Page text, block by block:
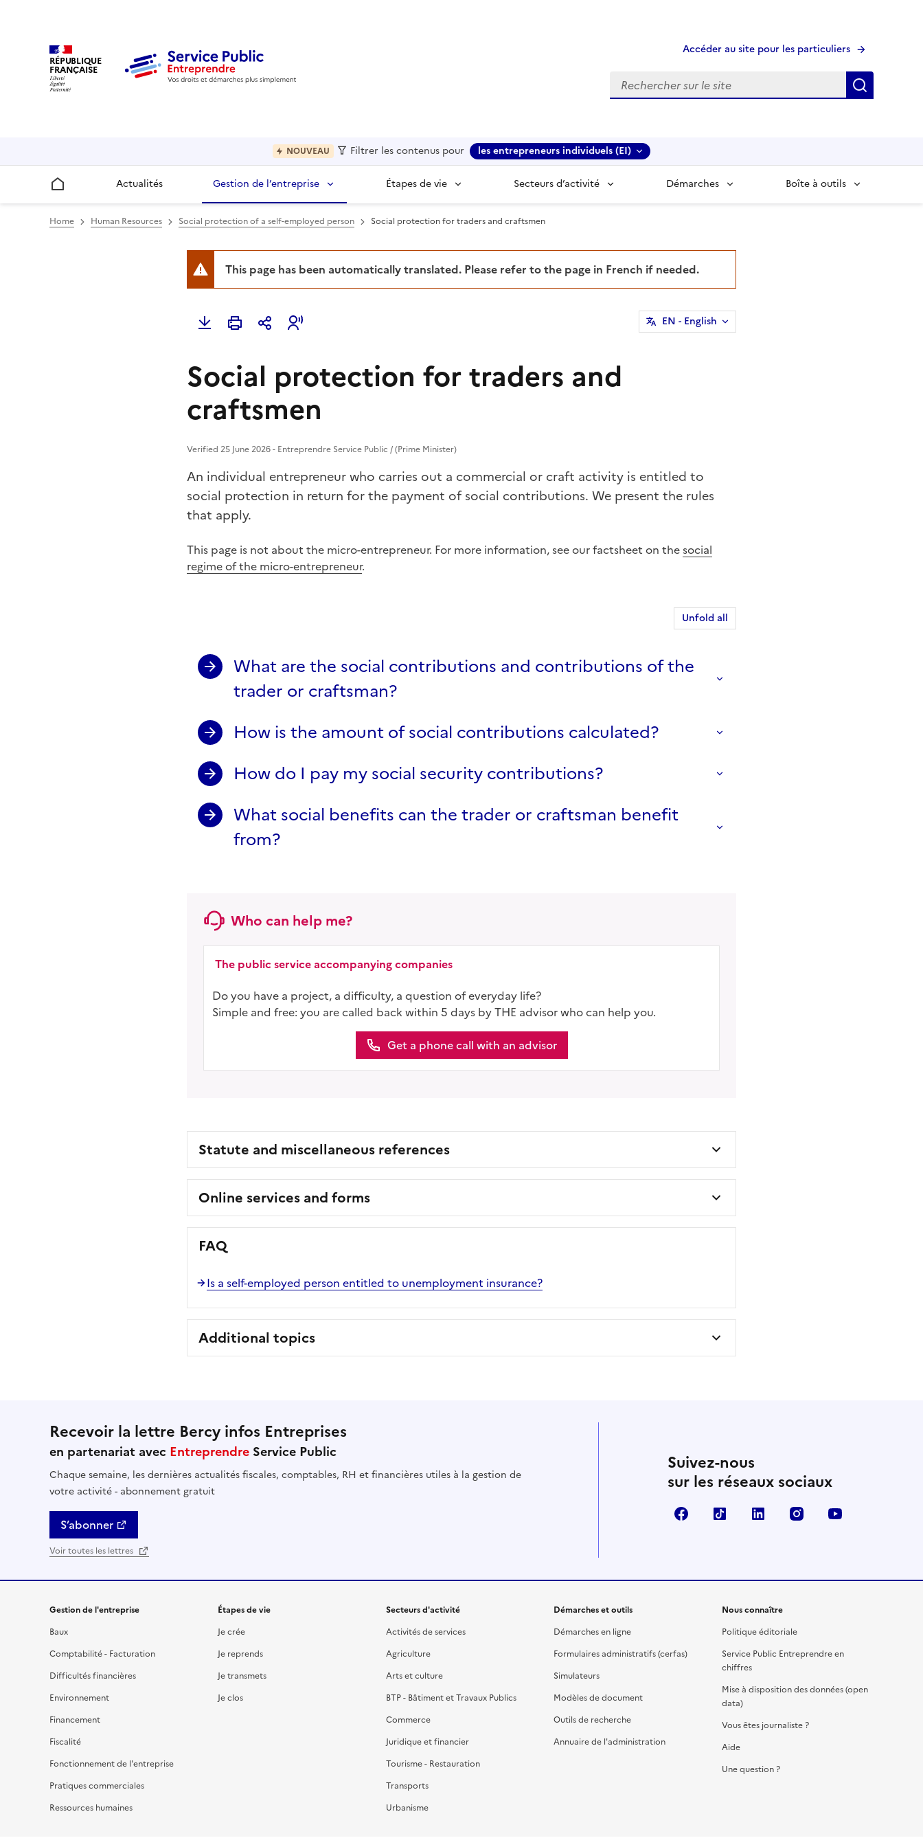
RÉPUBLIQUE
FRANÇAISE
Accéder au site pour les particuliers
Recherche
NOUVEAU Filtrer les contenus pour les entrepreneurs individuels (EI)
Accueil Actualités Gestion de l’entreprise Étapes de vie Secteurs d’activité Démarches Boîte à outils
Home Human Resources Social protection of a self-employed person Social protection for traders and craftsmen
This page has been automatically translated. Please refer to the page in French if needed.
EN - English
Social protection for traders and
craftsmen
Verified 25 June 2026 - Entreprendre Service Public / (Prime Minister)
An individual entrepreneur who carries out a commercial or craft activity is entitled to
social protection in return for the payment of social contributions. We present the rules
that apply.
This page is not about the micro-entrepreneur. For more information, see our factsheet on thesocial
regime of the micro-entrepreneur.
Unfold all
What are the social contributions and contributions of the
trader or craftsman?
How is the amount of social contributions calculated?
How do I pay my social security contributions?
What social benefits can the trader or craftsman benefit
from?
Who can help me?
The public service accompanying companies
Do you have a project, a difficulty, a question of everyday life?
Simple and free: you are called back within 5 days by THE advisor who can help you.
Get a phone call with an advisor
Statute and miscellaneous references
Online services and forms
FAQ
Is a self-employed person entitled to unemployment insurance?
Additional topics
Recevoir la lettre Bercy infos Entreprises
en partenariat avec Entreprendre Service Public
Chaque semaine, les dernières actualités fiscales, comptables, RH et financières utiles à la gestion de
votre activité - abonnement gratuit
S’abonner
Voir toutes les lettres
Suivez-nous
sur les réseaux sociaux
FacebookTikTok Linkedin Instagram
Gestion de l'entreprise
Baux
Comptabilité - Facturation
Difficultés financières
Environnement
Financement
Fiscalité
Fonctionnement de l'entreprise
Pratiques commerciales
Ressources humaines
Étapes de vie
Je crée
Je reprends
Je transmets
Je clos
Secteurs d'activité
Activités de services
Agriculture
Arts et culture
BTP - Bâtiment et Travaux Publics
Commerce
Juridique et financier
Tourisme - Restauration
Transports
Urbanisme
Démarches et outils
Démarches en ligne
Formulaires administratifs (cerfas)
Simulateurs
Modèles de document
Outils de recherche
Annuaire de l'administration
Nous connaître
Politique éditoriale
Service Public Entreprendre en
chiffres
Mise à disposition des données (open
data)
Vous êtes journaliste ?
Aide
Une question ?